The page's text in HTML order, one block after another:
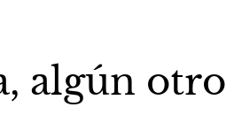
algún otro